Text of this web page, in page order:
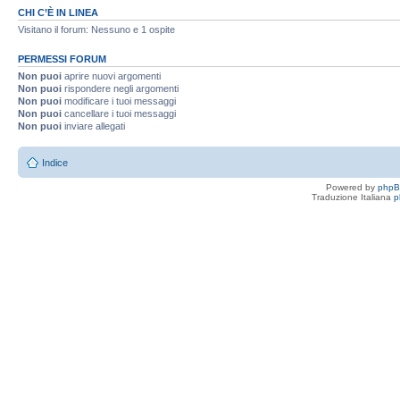
CHI C’È IN LINEA
Visitano il forum: Nessuno e 1 ospite
PERMESSI FORUM
Non puoi aprire nuovi argomenti
Non puoi rispondere negli argomenti
Non puoi modificare i tuoi messaggi
Non puoi cancellare i tuoi messaggi
Non puoi inviare allegati
Indice
Powered by
Traduzione Italiana